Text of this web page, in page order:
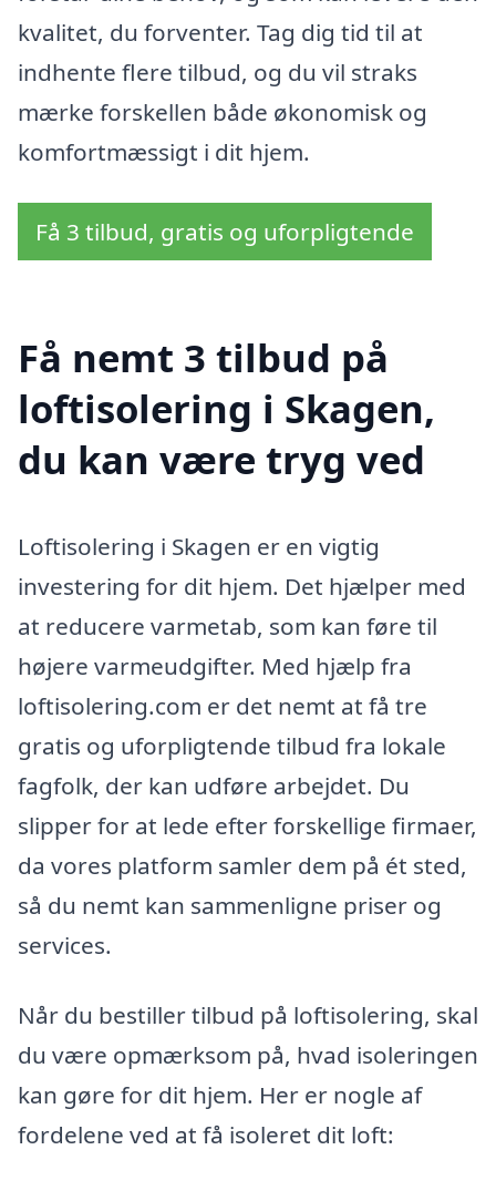
kvalitet, du forventer. Tag dig tid til at
indhente flere tilbud, og du vil straks
mærke forskellen både økonomisk og
komfortmæssigt i dit hjem.
Få 3 tilbud, gratis og uforpligtende
Få nemt 3 tilbud på
loftisolering i Skagen,
du kan være tryg ved
Loftisolering i Skagen er en vigtig
investering for dit hjem. Det hjælper med
at reducere varmetab, som kan føre til
højere varmeudgifter. Med hjælp fra
loftisolering.com er det nemt at få tre
gratis og uforpligtende tilbud fra lokale
fagfolk, der kan udføre arbejdet. Du
slipper for at lede efter forskellige firmaer,
da vores platform samler dem på ét sted,
så du nemt kan sammenligne priser og
services.
Når du bestiller tilbud på loftisolering, skal
du være opmærksom på, hvad isoleringen
kan gøre for dit hjem. Her er nogle af
fordelene ved at få isoleret dit loft: